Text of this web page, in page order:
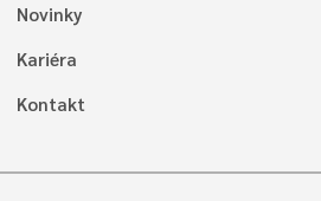
Novinky
Kariéra
Kontakt